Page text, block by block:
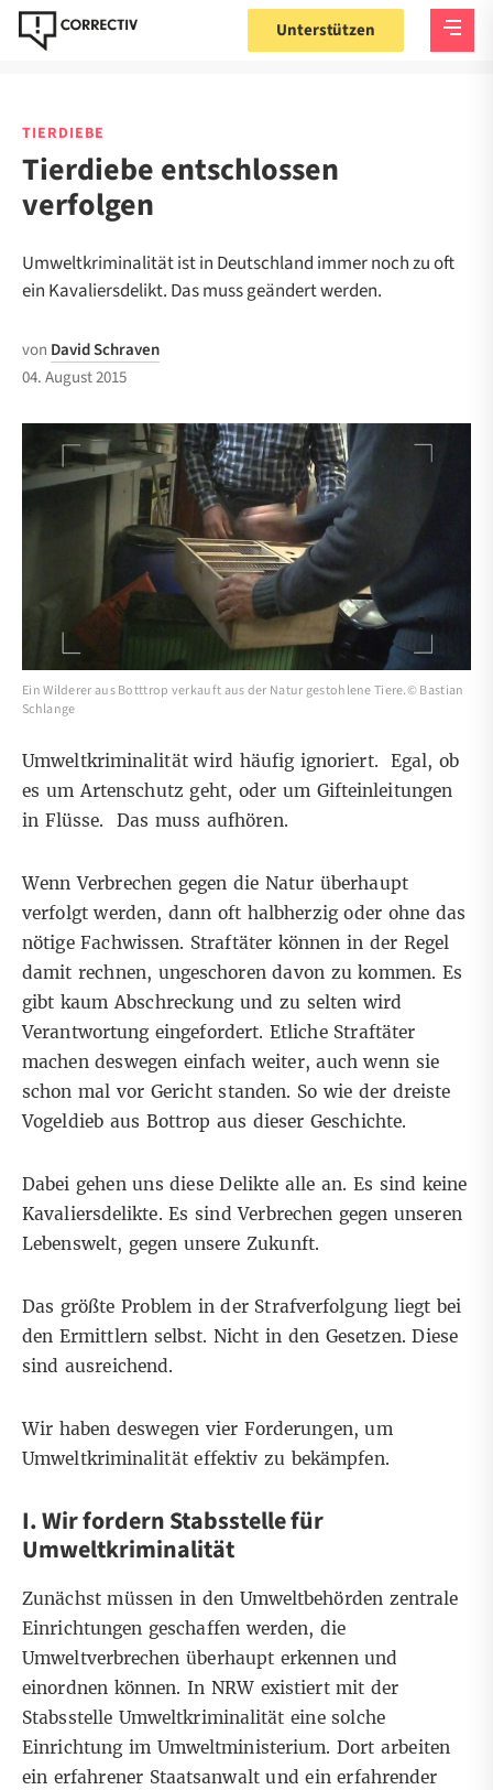
Unterstützen
TIERDIEBE
Tierdiebe entschlossen
verfolgen
Umweltkriminalität ist in Deutschland immer noch zu oft
ein Kavaliersdelikt. Das muss geändert werden.
von David Schraven
04. August 2015
Ein Wilderer aus Botttrop verkauft aus der Natur gestohlene Tiere.© Bastian
Schlange
Umweltkriminalität wird häufig ignoriert. Egal, ob
es um Artenschutz geht, oder um Gifteinleitungen
in Flüsse. Das muss aufhören.
Wenn Verbrechen gegen die Natur überhaupt
verfolgt werden, dann oft halbherzig oder ohne das
nötige Fachwissen. Straftäter können in der Regel
damit rechnen, ungeschoren davon zu kommen. Es
gibt kaum Abschreckung und zu selten wird
Verantwortung eingefordert. Etliche Straftäter
machen deswegen einfach weiter, auch wenn sie
schon mal vor Gericht standen. So wie der dreiste
Vogeldieb aus Bottrop aus dieser Geschichte.
Dabei gehen uns diese Delikte alle an. Es sind keine
Kavaliersdelikte. Es sind Verbrechen gegen unseren
Lebenswelt, gegen unsere Zukunft.
Das größte Problem in der Strafverfolgung liegt bei
den Ermittlern selbst. Nicht in den Gesetzen. Diese
sind ausreichend.
Wir haben deswegen vier Forderungen, um
Umweltkriminalität effektiv zu bekämpfen.
I. Wir fordern Stabsstelle für
Umweltkriminalität
Zunächst müssen in den Umweltbehörden zentrale
Einrichtungen geschaffen werden, die
Umweltverbrechen überhaupt erkennen und
einordnen können. In NRW existiert mit der
Stabsstelle Umweltkriminalität eine solche
Einrichtung im Umweltministerium. Dort arbeiten
ein erfahrener Staatsanwalt und ein erfahrender